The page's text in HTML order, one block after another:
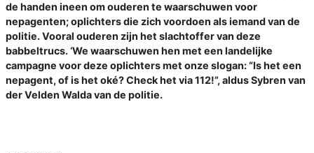
de handen ineen om ouderen te waarschuwen voor
nepagenten; oplichters die zich voordoen als iemand van de
politie. Vooral ouderen zijn het slachtoffer van deze
babbeltrucs. ‘We waarschuwen hen met een landelijke
campagne voor deze oplichters met onze slogan: “Is het een
nepagent, of is het oké? Check het via 112!”, aldus Sybren van
der Velden Walda van de politie.